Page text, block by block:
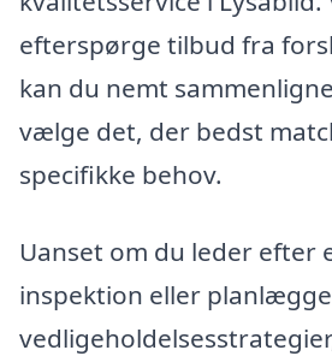
efterspørge tilbud fra
kan du nemt
vælge det, der bedst
specifikke behov.
Uanset om du leder efter
inspektion eller